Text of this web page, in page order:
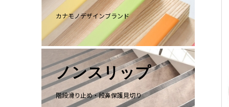
カナモノデザインブランド
ノンスリップ
階段滑り止め・段鼻保護見切り